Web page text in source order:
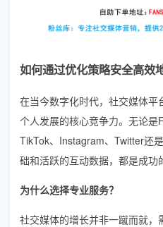
如何通过优化策略安全高效
在当今数字化时代，社交媒体
个人发展的核心竞争力。无论是
TikTok、Instagram、Twitter还
础和活跃的互动数据，都是成功
为什么选择专业服务？
社交媒体的增长并非一蹴而就